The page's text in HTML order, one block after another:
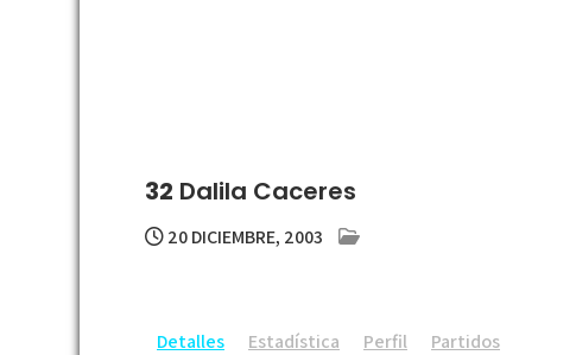
32 Dalila Caceres
20 DICIEMBRE, 2003
Detalles Estadística Perfil Partidos